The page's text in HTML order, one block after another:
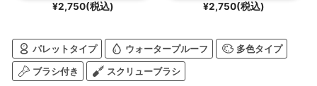
¥2,750(税込) ¥2,750(税込)
パレットタイプ ウォータープルーフ 多色タイプ
ブラシ付き スクリューブラシ